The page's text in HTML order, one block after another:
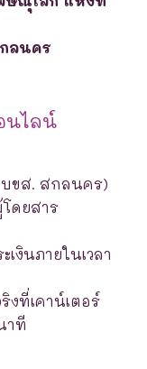
ลนคร
นไลน์
ขส. สกลนคร)
ดยสาร
เงินภายในเวลา
งที่เคาน์เตอร์
าที